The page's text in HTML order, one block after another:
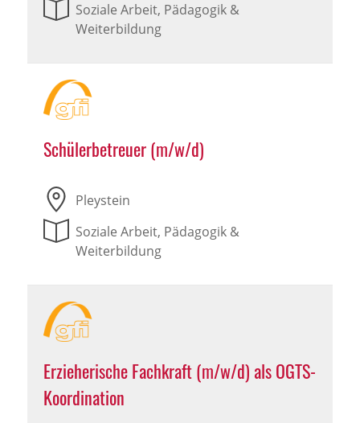
Soziale Arbeit, Pädagogik &
Weiterbildung
Schülerbetreuer (m/w/d)
Pleystein
Soziale Arbeit, Pädagogik &
Weiterbildung
Erzieherische Fachkraft (m/w/d) als OGTS-
Koordination